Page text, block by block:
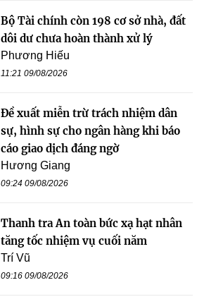
Bộ Tài chính còn 198 cơ sở nhà, đất
dôi dư chưa hoàn thành xử lý
Phương Hiếu
11:21 09/08/2026
Đề xuất miễn trừ trách nhiệm dân
sự, hình sự cho ngân hàng khi báo
cáo giao dịch đáng ngờ
Hương Giang
09:24 09/08/2026
Thanh tra An toàn bức xạ hạt nhân
tăng tốc nhiệm vụ cuối năm
Trí Vũ
09:16 09/08/2026